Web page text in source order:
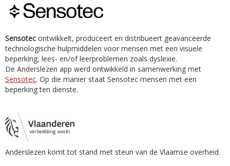
Sensotec ontwikkelt, produceert en distribueert geavanceerde
technologische hulpmiddelen voor mensen met een visuele
beperking, lees- en/of leerproblemen zoals dyslexie.
De Anderslezen app werd ontwikkeld in samenwerking met
Sensotec. Op die manier staat Sensotec mensen met een
beperking ten dienste.
Anderslezen komt tot stand met steun van de Vlaamse overheid.